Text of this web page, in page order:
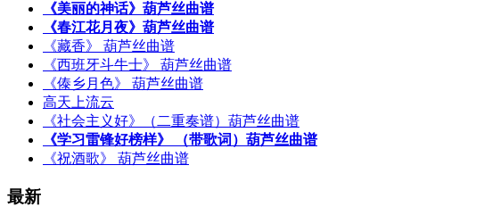
《美丽的神话》葫芦丝曲谱
《春江花月夜》葫芦丝曲谱
《藏香》 葫芦丝曲谱
《西班牙斗牛士》 葫芦丝曲谱
《傣乡月色》 葫芦丝曲谱
高天上流云
《社会主义好》（二重奏谱）葫芦丝曲谱
《学习雷锋好榜样》 （带歌词）葫芦丝曲谱
《祝酒歌》 葫芦丝曲谱
最新